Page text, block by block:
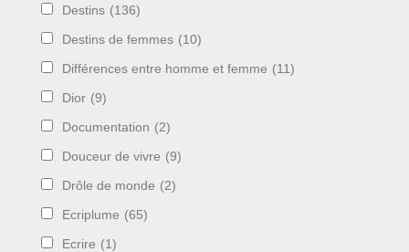
Destins (136)
Destins de femmes (10)
Différences entre homme et femme (11)
Dior (9)
Documentation (2)
Douceur de vivre (9)
Drôle de monde (2)
Ecriplume (65)
Ecrire (1)